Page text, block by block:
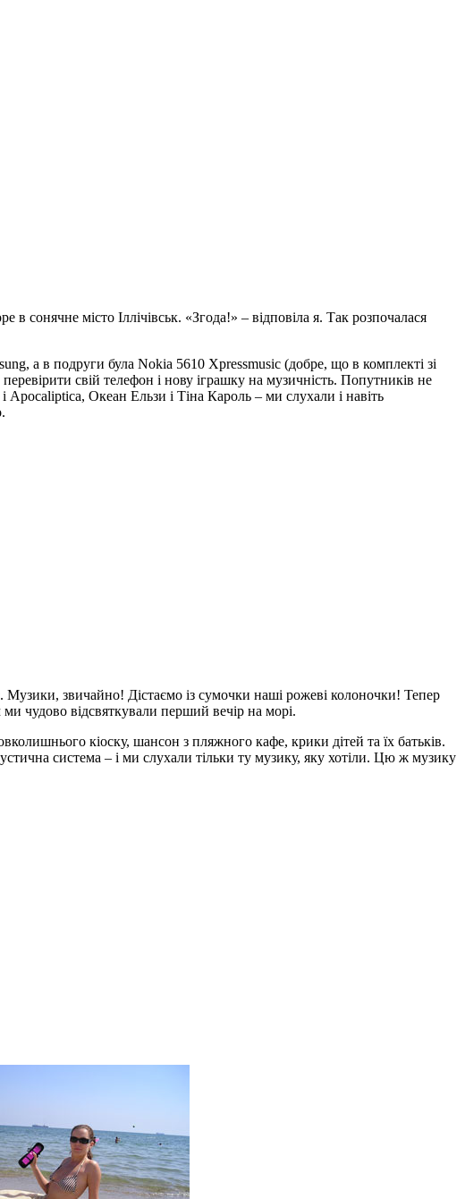
в сонячне місто Іллічівськ. «Згода!» – відповіла я. Так розпочалася
а в подруги була Nokia 5610 Xpressmusic (добре, що в комплекті зі
свій телефон і нову іграшку на музичність. Попутників не
Apocaliptica, Океан Ельзи і Тіна Кароль – ми слухали і навіть
звичайно! Дістаємо із сумочки наші рожеві колоночки! Тепер
чудово відсвяткували перший вечір на морі.
кіоску, шансон з пляжного кафе, крики дітей та їх батьків.
система – і ми слухали тільки ту музику, яку хотіли. Цю ж музику